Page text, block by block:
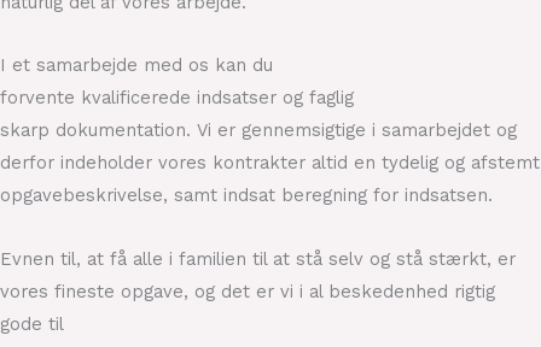
I et samarbejde med os kan du
forvente kvalificerede indsatser og faglig
skarp dokumentation. Vi er gennemsigtige i samarbejdet og
derfor indeholder vores kontrakter altid en tydelig og afstemt
opgavebeskrivelse, samt indsat beregning for indsatsen.
Evnen til, at få alle i familien til at stå selv og stå stærkt, er
vores fineste opgave, og det er vi i al beskedenhed rigtig
gode til